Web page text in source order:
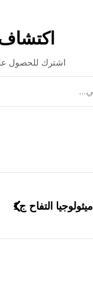
اشترك للحصول
ميثولوجيا التفاح ج1